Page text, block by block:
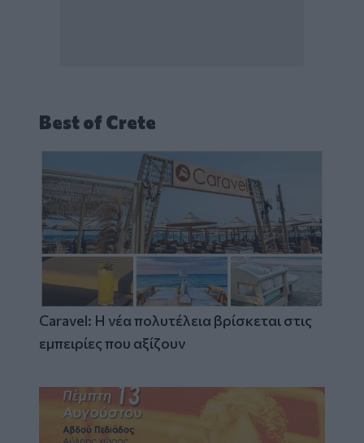
Best of Crete
Caravel: Η νέα πολυτέλεια βρίσκεται στις
εμπειρίες που αξίζουν